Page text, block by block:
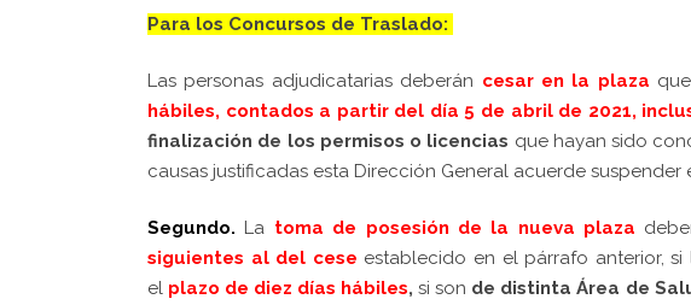
Para los Concursos de Traslado:
Las personas adjudicatarias deberán cesar en la plaza
hábiles, contados a partir del día 5 de abril de 2021,
finalización de los permisos o licencias que hayan sido
causas justificadas esta Dirección General acuerde suspender
Segundo. La toma de posesión de la nueva plaza
siguientes al del cese establecido en el párrafo anterior, si
el plazo de diez días hábiles, si son de distinta Área de